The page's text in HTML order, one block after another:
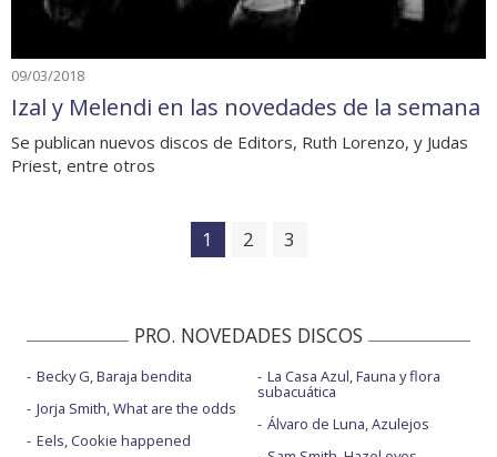
09/03/2018
Izal y Melendi en las novedades de la semana
Se publican nuevos discos de Editors, Ruth Lorenzo, y Judas
Priest, entre otros
1 2 3
PRO. NOVEDADES DISCOS
Becky G, Baraja bendita
Jorja Smith, What are the odds
Eels, Cookie happened
La Casa Azul, Fauna y flora
subacuática
Álvaro de Luna, Azulejos